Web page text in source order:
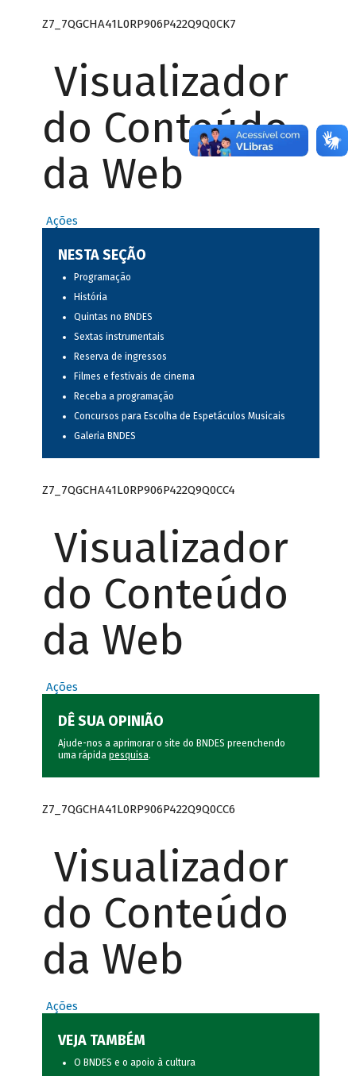
Z7_7QGCHA41L0RP906P422Q9Q0CK7
Visualizador
do Conteúdo
da Web
Ações
NESTA SEÇÃO
Programação
História
Quintas no BNDES
Sextas instrumentais
Reserva de ingressos
Filmes e festivais de cinema
Receba a programação
Concursos para Escolha de Espetáculos Musicais
Galeria BNDES
Z7_7QGCHA41L0RP906P422Q9Q0CC4
Visualizador
do Conteúdo
da Web
Ações
DÊ SUA OPINIÃO
Ajude-nos a aprimorar o site do BNDES preenchendo
uma rápida pesquisa.
Z7_7QGCHA41L0RP906P422Q9Q0CC6
Visualizador
do Conteúdo
da Web
Ações
VEJA TAMBÉM
O BNDES e o apoio à cultura